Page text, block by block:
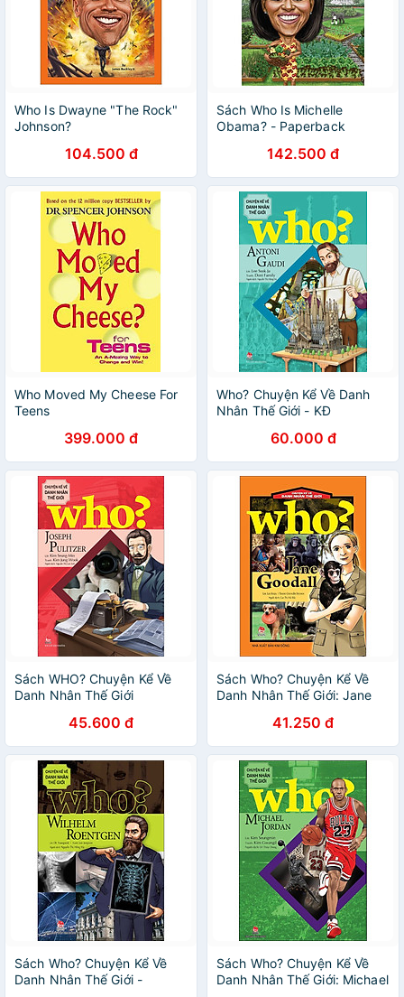
Who Is Dwayne "The Rock"
Johnson?
104.500 đ
Sách Who Is Michelle
Obama? - Paperback
142.500 đ
Who Moved My Cheese For
Teens
399.000 đ
Who? Chuyện Kể Về Danh
Nhân Thế Giới - KĐ
60.000 đ
Sách WHO? Chuyện Kể Về
Danh Nhân Thế Giới
45.600 đ
Sách Who? Chuyện Kể Về
Danh Nhân Thế Giới: Jane
41.250 đ
Sách Who? Chuyện Kể Về
Danh Nhân Thế Giới -
Sách Who? Chuyện Kể Về
Danh Nhân Thế Giới: Michael